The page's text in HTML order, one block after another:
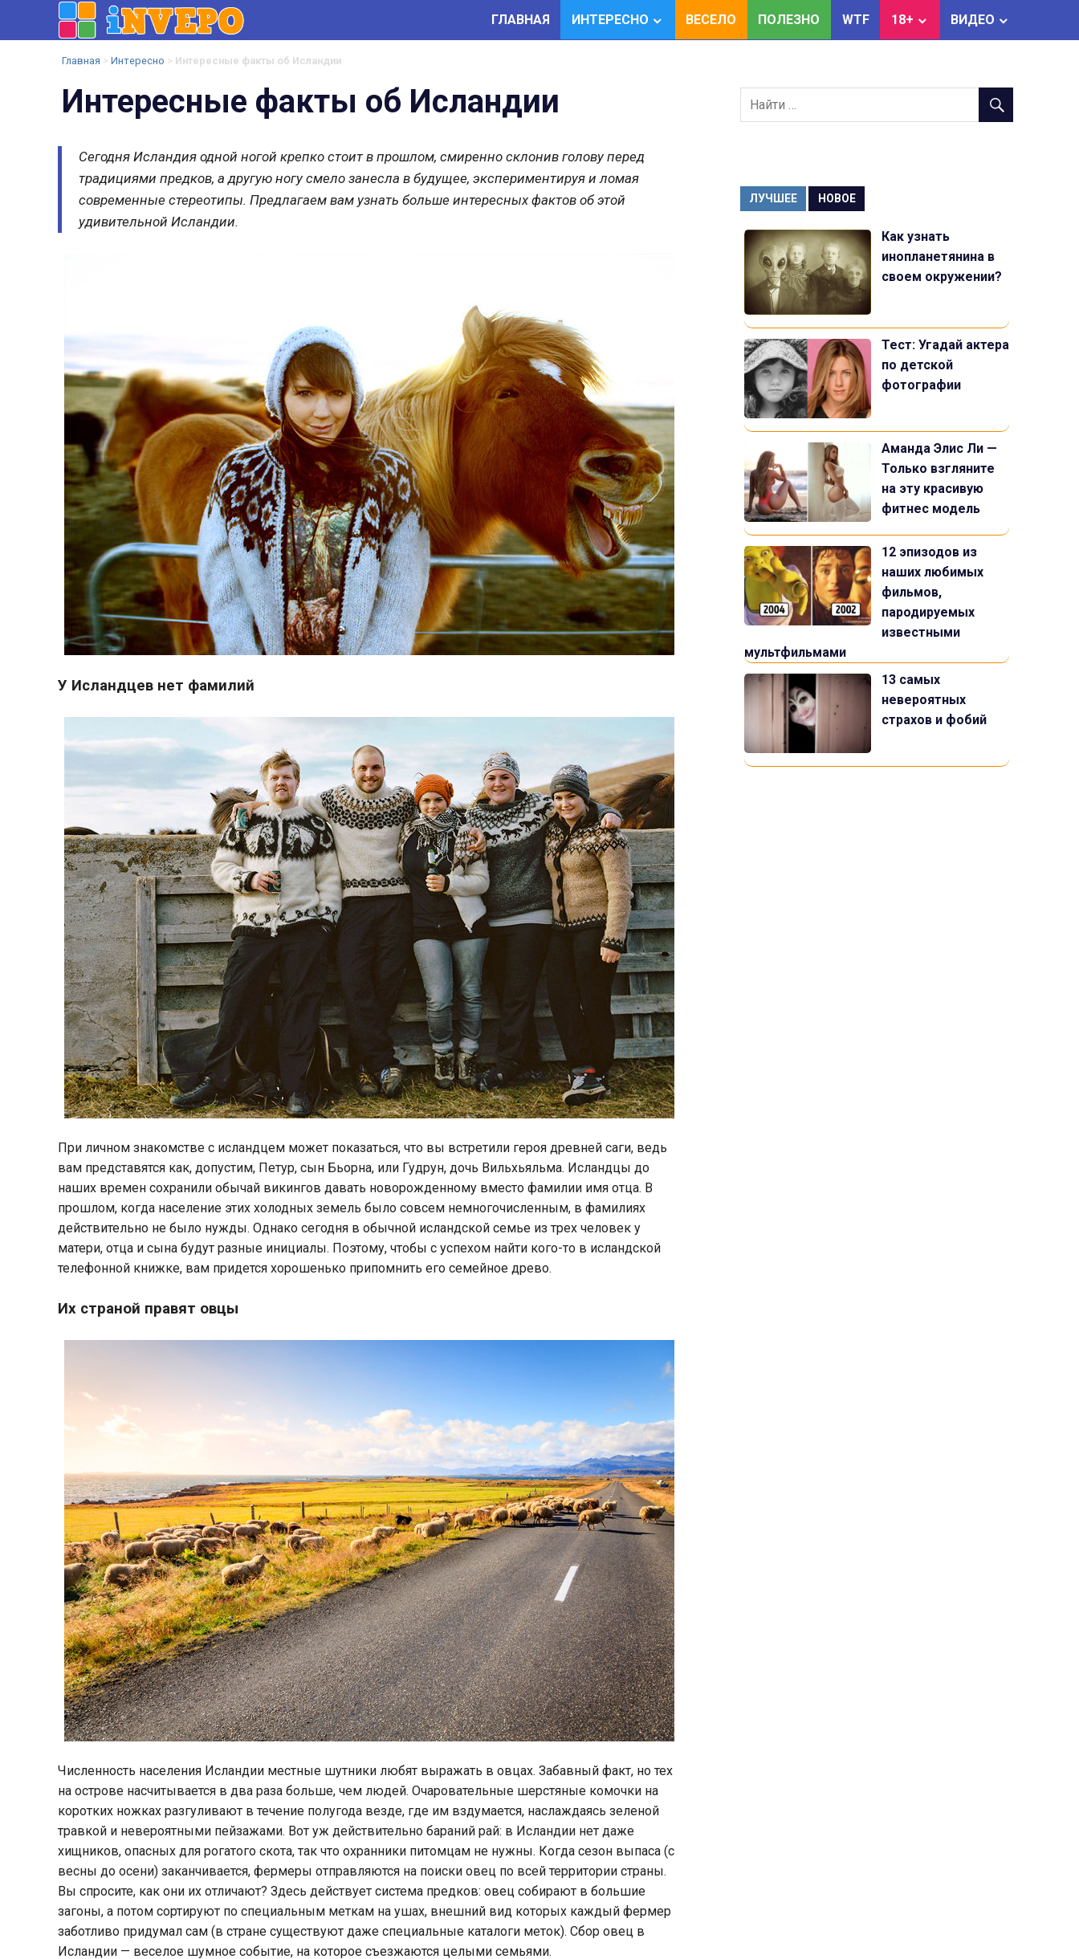
InVePo.Ru
Развлекательный
ГЛАВНАЯ ИНТЕРЕСНО ВЕСЕЛО ПОЛЕЗНО WTF 18+ ВИДЕО
Главная > Интересно > Интересные факты об Исландии
Интересные факты об Исландии
Сегодня Исландия одной ногой крепко стоит в прошлом, смиренно склонив голову перед
традициями предков, а другую ногу смело занесла в будущее, экспериментируя и ломая
современные стереотипы. Предлагаем вам узнать больше интересных фактов об этой
удивительной Исландии.
У Исландцев нет фамилий
При личном знакомстве с исландцем может показаться, что вы встретили героя древней саги, ведь
вам представятся как, допустим, Петур, сын Бьорна, или Гудрун, дочь Вильхьяльма. Исландцы до
наших времен сохранили обычай викингов давать новорожденному вместо фамилии имя отца. В
прошлом, когда население этих холодных земель было совсем немногочисленным, в фамилиях
действительно не было нужды. Однако сегодня в обычной исландской семье из трех человек у
матери, отца и сына будут разные инициалы. Поэтому, чтобы с успехом найти кого-то в исландской
телефонной книжке, вам придется хорошенько припомнить его семейное древо.
Их страной правят овцы
Численность населения Исландии местные шутники любят выражать в овцах. Забавный факт, но тех
на острове насчитывается в два раза больше, чем людей. Очаровательные шерстяные комочки на
коротких ножках разгуливают в течение полугода везде, где им вздумается, наслаждаясь зеленой
травкой и невероятными пейзажами. Вот уж действительно бараний рай: в Исландии нет даже
хищников, опасных для рогатого скота, так что охранники питомцам не нужны. Когда сезон выпаса (с
весны до осени) заканчивается, фермеры отправляются на поиски овец по всей территории страны.
Вы спросите, как они их отличают? Здесь действует система предков: овец собирают в большие
загоны, а потом сортируют по специальным меткам на ушах, внешний вид которых каждый фермер
заботливо придумал сам (в стране существуют даже специальные каталоги меток). Сбор овец в
Исландии — веселое шумное событие, на которое съезжаются целыми семьями.
ЛУЧШЕЕ НОВОЕ
Как узнать
инопланетянина в
своем окружении?
Тест: Угадай актера
по детской
фотографии
Аманда Элис Ли —
Только взгляните
на эту красивую
фитнес модель
12 эпизодов из
наших любимых
фильмов,
пародируемых
известными
мультфильмами
13 самых
невероятных
страхов и фобий